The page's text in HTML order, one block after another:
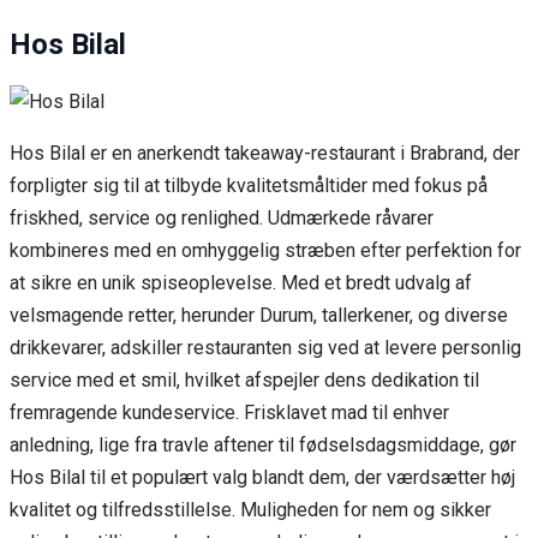
Hos Bilal
Hos Bilal er en anerkendt takeaway-restaurant i Brabrand, der
forpligter sig til at tilbyde kvalitetsmåltider med fokus på
friskhed, service og renlighed. Udmærkede råvarer
kombineres med en omhyggelig stræben efter perfektion for
at sikre en unik spiseoplevelse. Med et bredt udvalg af
velsmagende retter, herunder Durum, tallerkener, og diverse
drikkevarer, adskiller restauranten sig ved at levere personlig
service med et smil, hvilket afspejler dens dedikation til
fremragende kundeservice. Frisklavet mad til enhver
anledning, lige fra travle aftener til fødselsdagsmiddage, gør
Hos Bilal til et populært valg blandt dem, der værdsætter høj
kvalitet og tilfredsstillelse. Muligheden for nem og sikker